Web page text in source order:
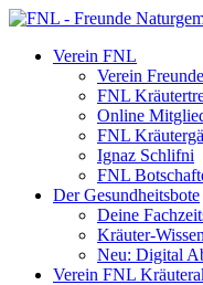
Verein FNL
Verein
FNL
Online
FNL
Ignaz Schlifni
FNL
Der Gesundheitsbote
Deine
Kräuter-
Neu: Digital
Verein FNL